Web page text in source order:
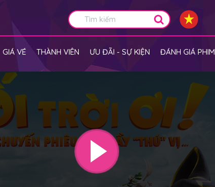
GIÁ VÉ THÀNH VIÊN ƯU ĐÃI - SỰ KIỆN ĐÁNH GIÁ PHIM